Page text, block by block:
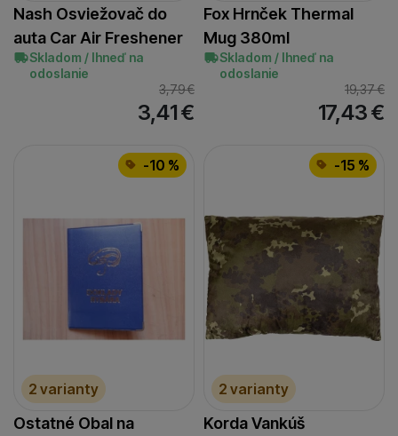
Nash Osviežovač do
auta Car Air Freshener
Skladom / Ihneď na
odoslanie
3,79€
3,41€
Fox Hrnček Thermal
Mug 380ml
Skladom / Ihneď na
odoslanie
19,37€
17,43€
-10 %
2 varianty
Ostatné Obal na
-15 %
2 varianty
Korda Vankúš